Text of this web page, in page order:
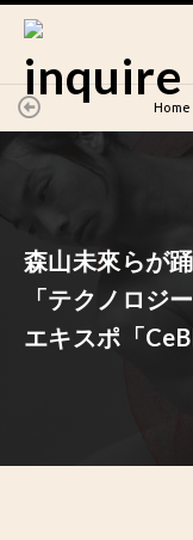
Home
森山未來らが
「テクノロジ
エキスポ「